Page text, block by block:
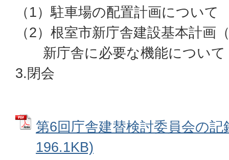
（1）駐車場の配置計画について
（2）根室市新庁舎建設基本計画
新庁舎に必要な機能について
3.閉会
第6回庁舎建替検討委員会の
196.1KB)